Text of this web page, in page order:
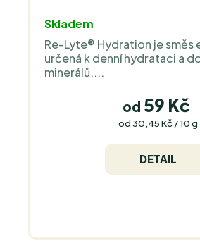
hodnocení
produktu
je
Skladem
Re-Lyte® Hydration je
určená k denní hydrataci a
minerálů....
od 59 Kč
Měrná
od 30,45 Kč / 10 g
DETAIL